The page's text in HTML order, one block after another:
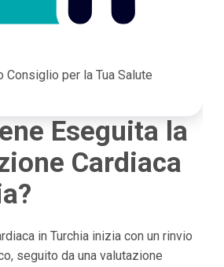
Consiglio per la Tua Salute
Eseguita la
Cardiaca
in Turchia inizia con un rinvio
seguito da una valutazione